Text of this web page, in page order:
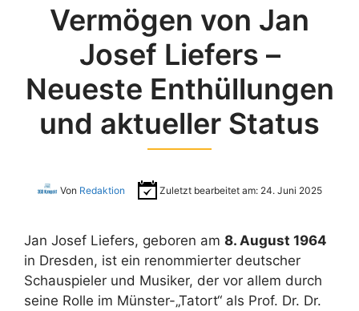
Vermögen von Jan
Josef Liefers –
Neueste Enthüllungen
und aktueller Status
Von Redaktion Zuletzt bearbeitet am: 24. Juni 2025
Jan Josef Liefers, geboren am 8. August 1964
in Dresden, ist ein renommierter deutscher
Schauspieler und Musiker, der vor allem durch
seine Rolle im Münster-„Tatort“ als Prof. Dr. Dr.